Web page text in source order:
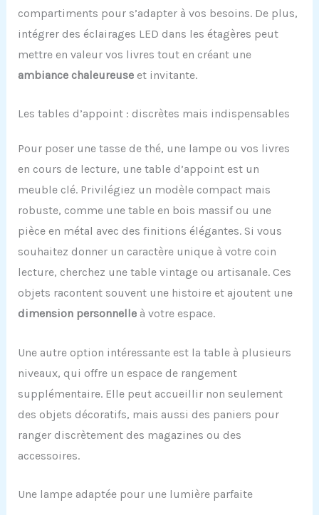
compartiments pour s’adapter à vos besoins. De plus,
intégrer des éclairages LED dans les étagères peut
mettre en valeur vos livres tout en créant une
ambiance chaleureuseet invitante.
Les tables d’appoint : discrètes mais indispensables
Pour poser une tasse de thé, une lampe ou vos livres
en cours de lecture, une table d’appoint est un
meuble clé. Privilégiez un modèle compact mais
robuste, comme une table en bois massif ou une
pièce en métal avec des finitions élégantes. Si vous
souhaitez donner un caractère unique à votre coin
lecture, cherchez une table vintage ou artisanale. Ces
objets racontent souvent une histoire et ajoutent une
dimension personnelleà votre espace.
Une autre option intéressante est la table à plusieurs
niveaux, qui offre un espace de rangement
supplémentaire. Elle peut accueillir non seulement
des objets décoratifs, mais aussi des paniers pour
ranger discrètement des magazines ou des
accessoires.
Une lampe adaptée pour une lumière parfaite